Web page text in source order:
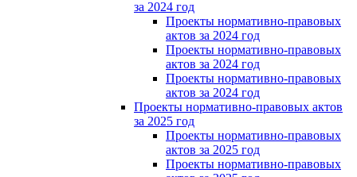
за 2024 год
Проекты нормативно-правовых
актов за 2024 год
Проекты нормативно-правовых
актов за 2024 год
Проекты нормативно-правовых
актов за 2024 год
Проекты нормативно-правовых актов
за 2025 год
Проекты нормативно-правовых
актов за 2025 год
Проекты нормативно-правовых